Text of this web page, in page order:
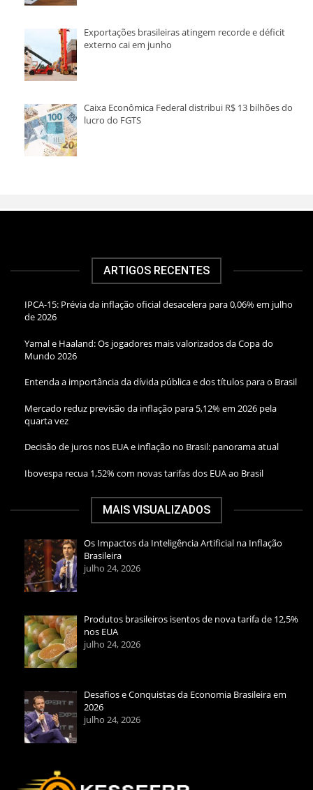
Exportações brasileiras atingem recorde e déficit
externo cai em junho
Caixa Econômica Federal distribui R$ 13 bilhões do
lucro do FGTS
ARTIGOS RECENTES
IPCA-15: Prévia da inflação oficial desacelera para 0,06% em julho
de 2026
Yamal e Haaland: Os jogadores mais valorizados da Copa do
Mundo 2026
Entenda a importância da dívida pública e dos títulos para o Brasil
Mercado reduz previsão da inflação para 5,12% em 2026 pela
quarta vez
Decisão de juros nos EUA e inflação no Brasil: panorama atual
Ibovespa recua 1,52% com novas tarifas dos EUA ao Brasil
MAIS VISUALIZADOS
Os Impactos da Inteligência Artificial na Inflação
Brasileira
julho 24, 2026
Produtos brasileiros isentos de nova tarifa de 12,5%
nos EUA
julho 24, 2026
Desafios e Conquistas da Economia Brasileira em
2026
julho 24, 2026